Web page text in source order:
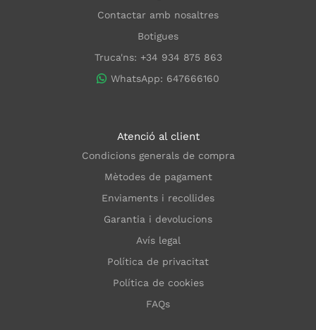
Contactar amb nosaltres
Botigues
Truca'ns: +34 934 875 863
WhatsApp: 647666160
Atenció al client
Condicions generals de compra
Mètodes de pagament
Enviaments i recollides
Garantia i devolucions
Avís legal
Política de privacitat
Política de cookies
FAQs